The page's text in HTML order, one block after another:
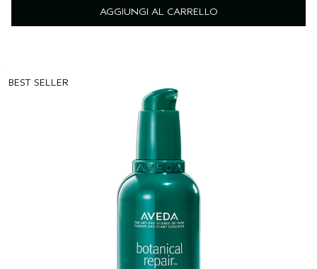
AGGIUNGI AL CARRELLO
BEST SELLER